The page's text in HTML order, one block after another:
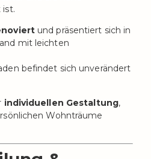
ist.
und präsentiert sich in
mit leichten
befindet sich unverändert
individuellen Gestaltung,
Wohnträume